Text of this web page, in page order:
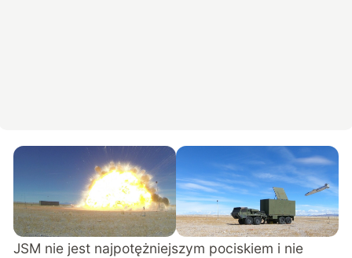
JSM nie jest najpotężniejszym pociskiem i nie